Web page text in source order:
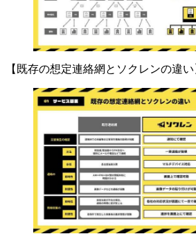
【既存の想定連絡網とソクレンの違い